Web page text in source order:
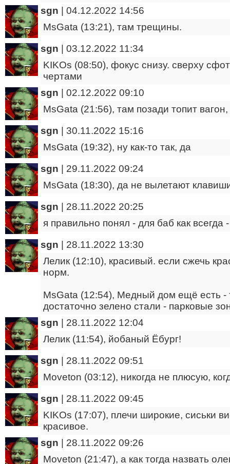
sgn
04.12.2022 14:56
MsGata (13:21), там трещины.
sgn
03.12.2022 11:34
KIKOs (08:50), фокус снизу. сверху
чертами
sgn
02.12.2022 09:10
MsGata (21:56), там позади топит
sgn
30.11.2022 15:16
MsGata (19:32), ну как-то так, да
sgn
29.11.2022 09:24
MsGata (18:30), да не вылетают
sgn
28.11.2022 20:25
я правильно понял - для баб как
sgn
28.11.2022 13:30
Лелик (12:10), красивый. если сжечь
норм.
MsGata (12:54), Медный дом ещё есть -
достаточно зелено стали - парковые
sgn
28.11.2022 12:04
Лелик (11:54), йобаный Ёбург!
sgn
28.11.2022 09:51
Moveton (03:12), никогда не плюсую,
sgn
28.11.2022 09:45
KIKOs (17:07), плечи широкие, сиськи
красивое.
sgn
28.11.2022 09:26
Moveton (21:47), а как тогда назвать